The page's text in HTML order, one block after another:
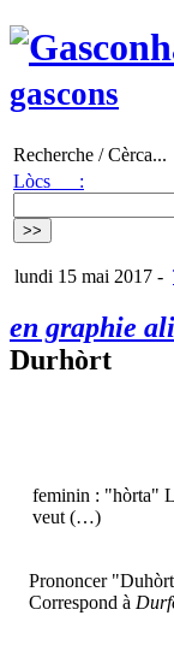
gascons
Recherche / Cèrca...
Lòcs :
lundi 15 mai 2017 -
en graphie
Durhòrt
feminin : "hòrta"
veut (…)
Prononcer
Correspond à